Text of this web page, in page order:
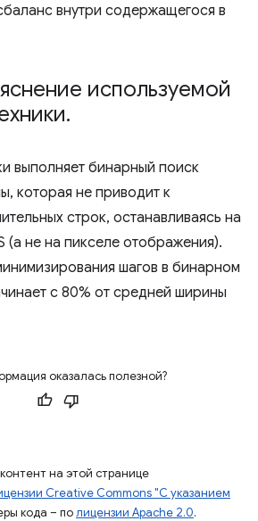
внутри содержащегося в
используемой
.
выполняет бинарный поиск
которая не приводит к
строк, останавливаясь на
(а не на пикселе отображения).
шагов в бинарном
с 80% от средней ширины
оказалась полезной?
на этой странице
Creative Commons "С указанием
кода – полицензии Apache 2.0.